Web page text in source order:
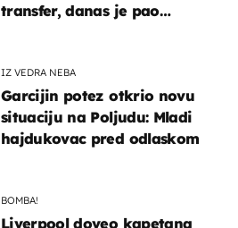
transfer, danas je pao
IZ VEDRA NEBA
Garcijin potez otkrio novu
situaciju na Poljudu: Mladi
hajdukovac pred odlaskom
BOMBA!
Liverpool doveo kapetana